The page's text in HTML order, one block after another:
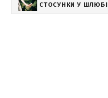
СТОСУНКИ У ШЛЮБІ